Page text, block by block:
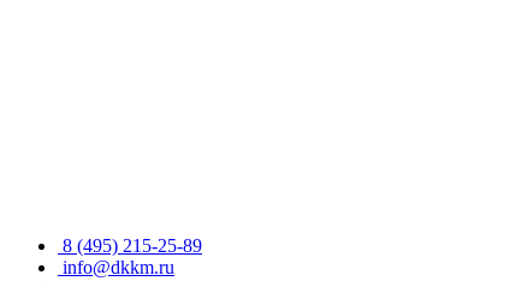
8 (495) 215-25-89
info@dkkm.ru